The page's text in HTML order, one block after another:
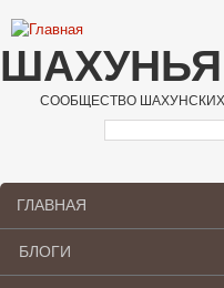
Перейти к основному содержанию
СООБЩЕСТВО
Main menu
ГЛАВНАЯ
БЛОГИ